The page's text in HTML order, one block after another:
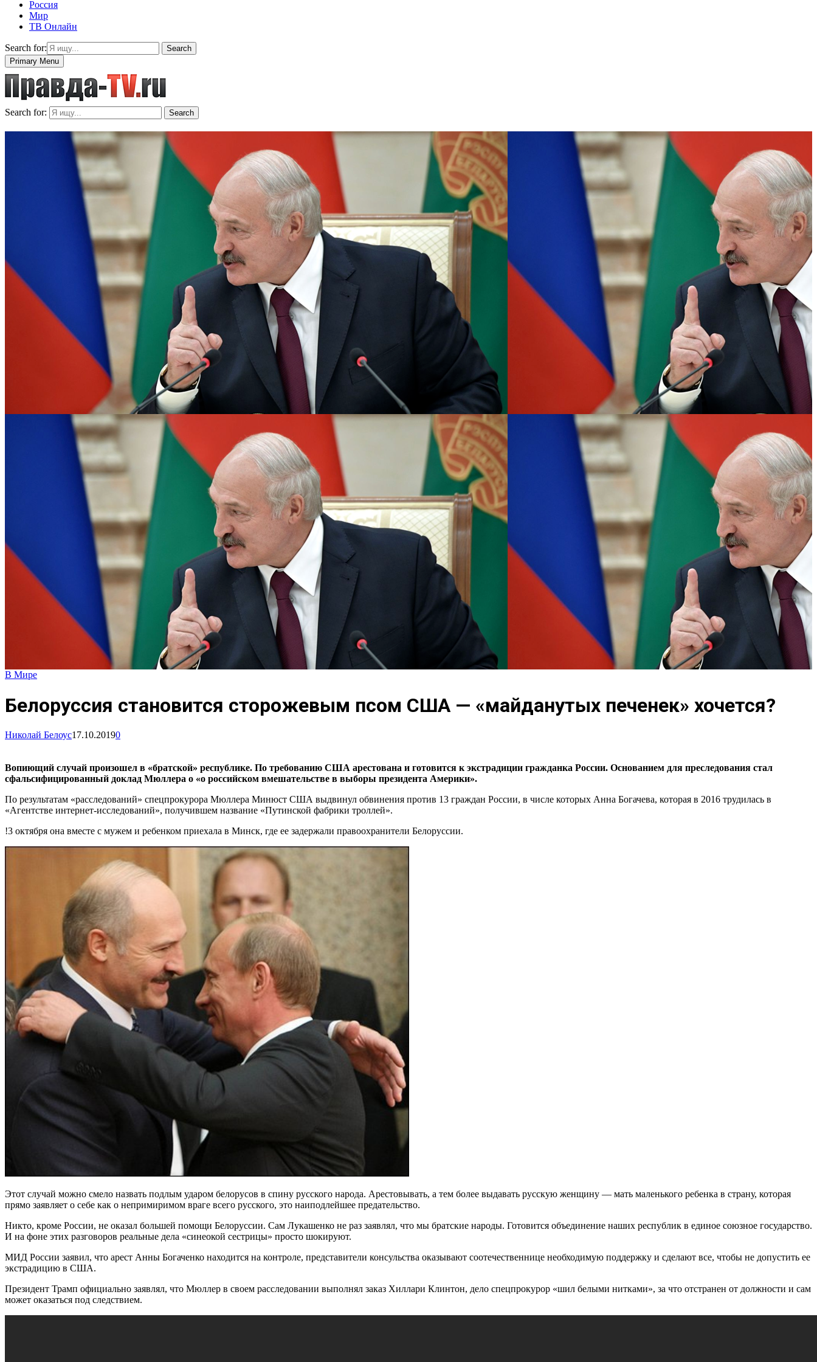
Россия
Мир
ТВ Онлайн
Search for:
Search
Primary Menu
Search for: Search
В Мире
Белоруссия становится сторожевым псом США — «майданутых печенек» хочется?
Николай Белоус17.10.20190
Вопиющий случай произошел в «братской» республике. По требованию США арестована и готовится к экстрадиции гражданка России. Основанием для преследования стал
сфальсифицированный доклад Мюллера о «о российском вмешательстве в выборы президента Америки».
По результатам «расследований» спецпрокурора Мюллера Минюст США выдвинул обвинения против 13 граждан России, в числе которых Анна Богачева, которая в 2016 трудилась в
«Агентстве интернет-исследований», получившем название «Путинской фабрики троллей».
!3 октября она вместе с мужем и ребенком приехала в Минск, где ее задержали правоохранители Белоруссии.
Этот случай можно смело назвать подлым ударом белорусов в спину русского народа. Арестовывать, а тем более выдавать русскую женщину — мать маленького ребенка в страну, которая
прямо заявляет о себе как о непримиримом враге всего русского, это наиподлейшее предательство.
Никто, кроме России, не оказал большей помощи Белоруссии. Сам Лукашенко не раз заявлял, что мы братские народы. Готовится объединение наших республик в единое союзное государство.
И на фоне этих разговоров реальные дела «синеокой сестрицы» просто шокируют.
МИД России заявил, что арест Анны Богаченко находится на контроле, представители консульства оказывают соотечественнице необходимую поддержку и сделают все, чтобы не допустить ее
экстрадицию в США.
Президент Трамп официально заявлял, что Мюллер в своем расследовании выполнял заказ Хиллари Клинтон, дело спецпрокурор «шил белыми нитками», за что отстранен от должности и сам
может оказаться под следствием.